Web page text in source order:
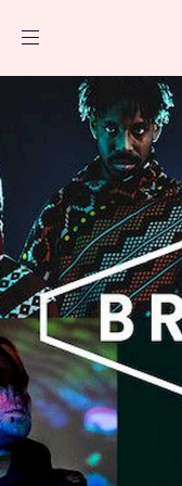
Agenda
Projets
Infos
AB ❤ you